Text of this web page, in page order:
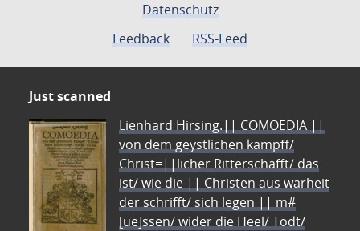
Datenschutz
Feedback
RSS-Feed
Just scanned
Lienhard Hirsing.|| COMOEDIA ||
von dem geystlichen kampff/
Christ=||licher Ritterschafft/ das
ist/ wie die || Christen aus warheit
der schrifft/ sich legen || m#
[ue]ssen/ wider die Heel/ Todt/